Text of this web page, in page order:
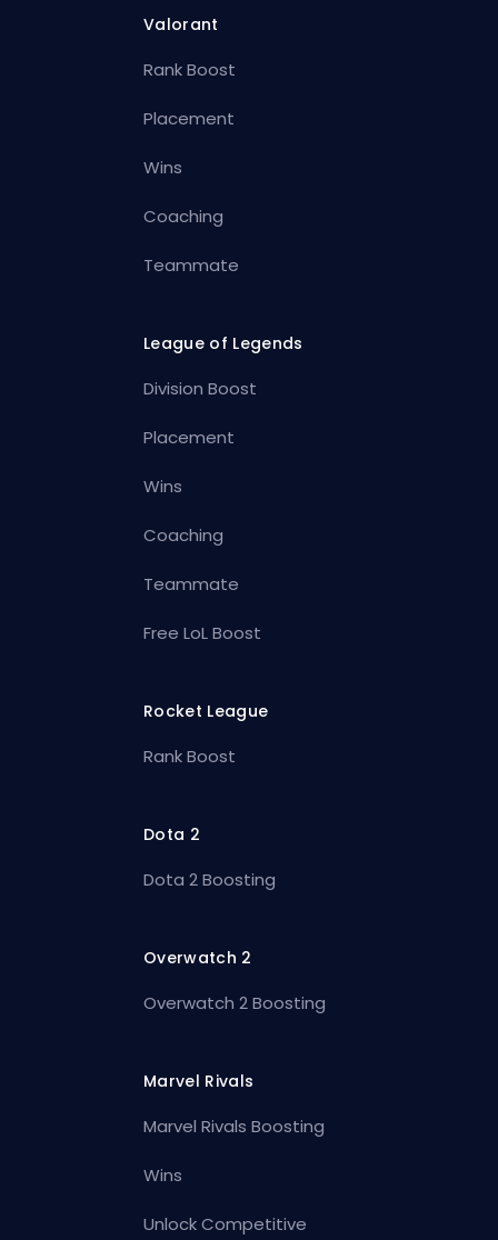
Valorant
Rank Boost
Placement
Wins
Coaching
Teammate
League of Legends
Division Boost
Placement
Wins
Coaching
Teammate
Free LoL Boost
Rocket League
Rank Boost
Dota 2
Dota 2 Boosting
Overwatch 2
Overwatch 2 Boosting
Marvel Rivals
Marvel Rivals Boosting
Wins
Unlock Competitive